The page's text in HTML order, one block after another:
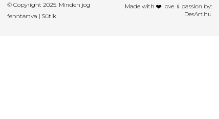
Made with ❤️ love ﹠passion by:
DesArt.hu
© Copyright 2025. Minden jog
fenntartva | Sütik